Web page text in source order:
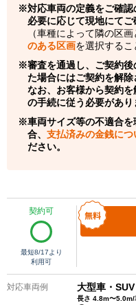
対応車両の定義をご確認
必要に応じて現地にてご
（車種によって隣の区
のある区画を選択するこ
審査を通過し、ご契約
た場合にはご契約を解除
なお、お客様から契約
の手続に従う必要があり
車両サイズ等の不適合
合、 支払済みの金銭に
ださい。
契約可
最短8/17 より
利用可
対応車両例 大型車・SUV
長さ 4.8m〜